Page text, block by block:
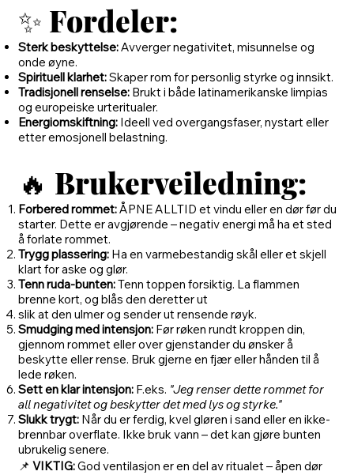
✨ Fordeler:
Sterk beskyttelse:Avverger negativitet, misunnelse og
onde øyne.
Spirituell klarhet:Skaper rom for personlig styrke og innsikt.
Tradisjonell renselse:Brukt i både latinamerikanske limpias
og europeiske urteritualer.
Energiomskiftning:Ideell ved overgangsfaser, nystart eller
etter emosjonell belastning.
🔥 Brukerveiledning:
Forbered rommet:ÅPNE ALLTID et vindu eller en dør før du
starter. Dette er avgjørende – negativ energi må ha et sted
å forlate rommet.
Trygg plassering:Ha en varmebestandig skål eller et skjell
klart for aske og glør.
Tenn ruda-bunten:Tenn toppen forsiktig. La flammen
brenne kort, og blås den deretter ut
slik at den ulmer og sender ut rensende røyk.
Smudging med intensjon:Før røken rundt kroppen din,
gjennom rommet eller over gjenstander du ønsker å
beskytte eller rense. Bruk gjerne en fjær eller hånden til å
lede røken.
Sett en klar intensjon:F.eks. "Jeg renser dette rommet for
all negativitet og beskytter det med lys og styrke."
Slukk trygt:Når du er ferdig, kvel gløren i sand eller en ikke-
brennbar overflate. Ikke bruk vann – det kan gjøre bunten
ubrukelig senere.
📌 VIKTIG:God ventilasjon er en del av ritualet – åpen dør